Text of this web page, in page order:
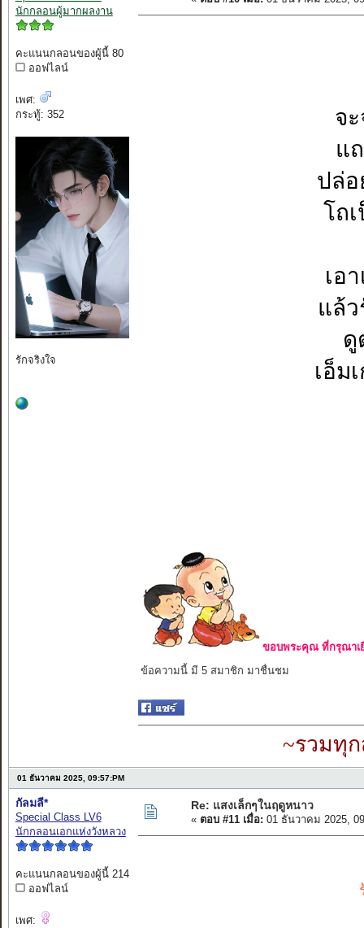
นักกลอนผู้มากผลงาน
คะแนนกลอนของผู้นี้ 80
ออฟไลน์
เพศ:
กระทู้: 352
รักจริงใจ
จ
แ
ปล่อ
โถ
เอ
แล้
ดู
เอ็ม
ขอบพระคุณ ที่กรุณาเ
ข้อความนี้ มี 5 สมาชิก มาชื่นชม
~รวมทุ
01 ธันวาคม 2025, 09:57:PM
กัลมลี*
Special Class LV6
นักกลอนเอกแห่งวังหลวง
คะแนนกลอนของผู้นี้ 214
ออฟไลน์
เพศ:
Re: แสงเล็กๆในฤดูหนาว
« ตอบ #11 เมื่อ: 01 ธันวาคม 2025,